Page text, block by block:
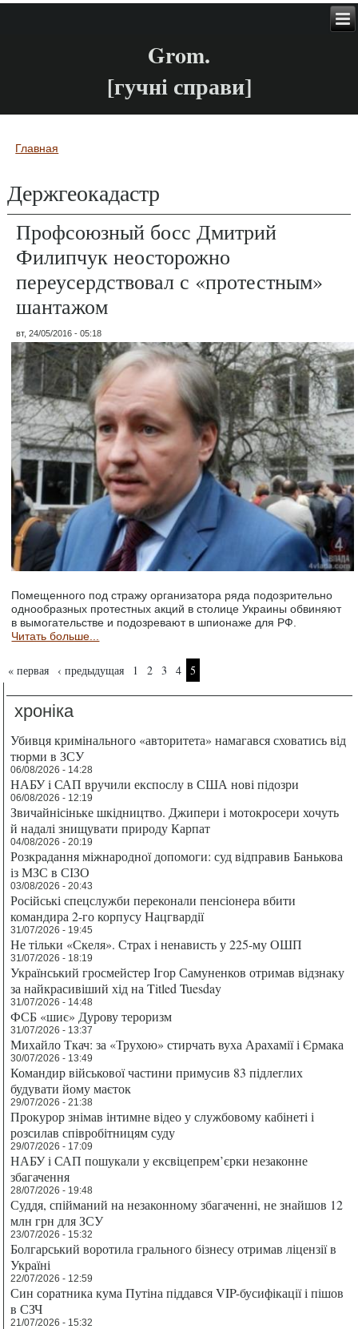
Grom.
[гучні справи]
Вы здесь
Главная
Держгеокадастр
Профсоюзный босс Дмитрий
Филипчук неосторожно
переусердствовал с «протестным»
шантажом
вт, 24/05/2016 - 05:18
Помещенного под стражу организатора ряда подозрительно
однообразных протестных акций в столице Украины обвиняют
в вымогательстве и подозревают в шпионаже для РФ.
Читать больше...
Страницы
« первая ‹ предыдущая 1 2 3 4 5
хроніка
Убивця кримінального «авторитета» намагався сховатись від
тюрми в ЗСУ
06/08/2026 - 14:28
НАБУ і САП вручили експослу в США нові підозри
06/08/2026 - 12:19
Звичайнісіньке шкідництво. Джипери і мотокросери хочуть
й надалі знищувати природу Карпат
04/08/2026 - 20:19
Розкрадання міжнародної допомоги: суд відправив Банькова
із МЗС в СІЗО
03/08/2026 - 20:43
Російські спецслужби переконали пенсіонера вбити
командира 2-го корпусу Нацгвардії
31/07/2026 - 19:45
Не тільки «Скеля». Страх і ненависть у 225-му ОШП
31/07/2026 - 18:19
Український гросмейстер Ігор Самуненков отримав відзнаку
за найкрасивіший хід на Titled Tuesday
31/07/2026 - 14:48
ФСБ «шиє» Дурову тероризм
31/07/2026 - 13:37
Михайло Ткач: за «Трухою» стирчать вуха Арахамії і Єрмака
30/07/2026 - 13:49
Командир військової частини примусив 83 підлеглих
будувати йому маєток
29/07/2026 - 21:38
Прокурор знімав інтимне відео у службовому кабінеті і
розсилав співробітницям суду
29/07/2026 - 17:09
НАБУ і САП пошукали у ексвіцепрем’єрки незаконне
збагачення
28/07/2026 - 19:48
Суддя, спійманий на незаконному збагаченні, не знайшов 12
млн грн для ЗСУ
23/07/2026 - 15:32
Болгарський воротила грального бізнесу отримав ліцензії в
Україні
22/07/2026 - 12:59
Син соратника кума Путіна піддався VIP-бусифікації і пішов
в СЗЧ
21/07/2026 - 15:32